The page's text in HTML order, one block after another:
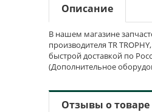
Описание
В нашем магазине
производителя TR
быстрой доставкой по
(Дополнительное
Отзывы о товаре